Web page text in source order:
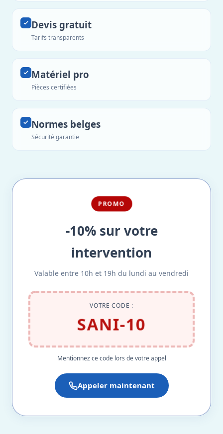
Devis gratuit
Tarifs transparents
Matériel pro
Pièces certifiées
Normes belges
Sécurité garantie
PROMO
-10% sur votre
intervention
Valable entre 10h et 19h du lundi au vendredi
VOTRE CODE :
SANI-10
Mentionnez ce code lors de votre appel
Appeler maintenant